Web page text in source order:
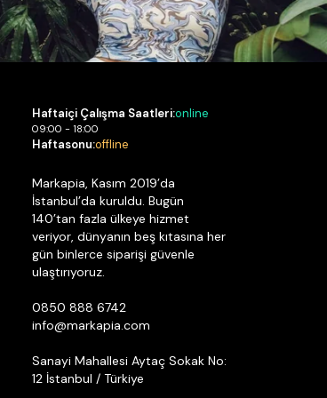
iade ve iptal bilgileri, fatura bilgileri ve
sağlayıcıları ve ilgili finans kuruluşları
Haftaiçi Çalışma Saatleri:online
09:00 - 18:00
Haftasonu:offline
Markapia, Kasım 2019’da
İstanbul’da kuruldu. Bugün
140’tan fazla ülkeye hizmet
veriyor, dünyanın beş kıtasına her
gün binlerce siparişi güvenle
ulaştırıyoruz.
0850 888 6742
info@markapia.com
Sanayi Mahallesi Aytaç Sokak No:
12 İstanbul / Türkiye